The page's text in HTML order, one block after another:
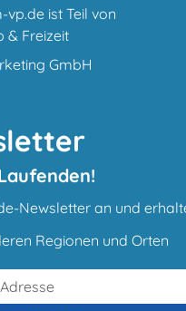
ist Teil von
& Freizeit
GmbH
Newsletter an und
Regionen und Orten